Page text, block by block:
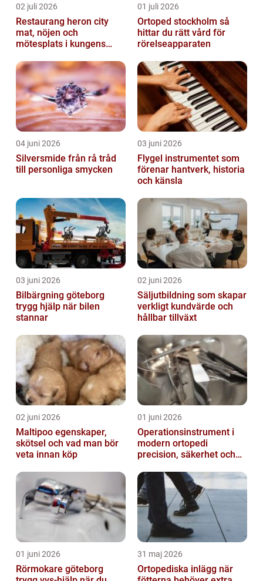
02 juli 2026
Restaurang heron city
mat, nöjen och
mötesplats i kungens
01 juli 2026
Ortoped stockholm så
hittar du rätt vård för
rörelseapparaten
04 juni 2026
Silversmide från rå tråd
till personliga smycken
03 juni 2026
Flygel instrumentet som
förenar hantverk, historia
och känsla
03 juni 2026
Bilbärgning göteborg
trygg hjälp när bilen
stannar
02 juni 2026
Säljutbildning som skapar
verkligt kundvärde och
hållbar tillväxt
02 juni 2026
Maltipoo egenskaper,
skötsel och vad man bör
veta innan köp
01 juni 2026
Operationsinstrument i
modern ortopedi
precision, säkerhet och
01 juni 2026
Rörmokare göteborg
31 maj 2026
Ortopediska inlägg när